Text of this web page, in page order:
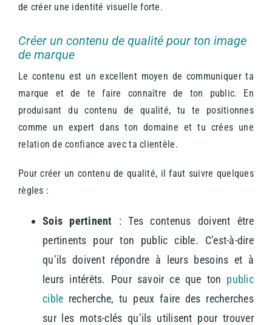
de créer une identité visuelle forte.
Créer un contenu de qualité pour ton image
de marque
Le contenu est un excellent moyen de communiquer ta
marque et de te faire connaître de ton public. En
produisant du contenu de qualité, tu te positionnes
comme un expert dans ton domaine et tu crées une
relation de confiance avec ta clientèle.
Pour créer un contenu de qualité, il faut suivre quelques
règles :
Sois pertinent : Tes contenus doivent être
pertinents pour ton public cible. C’est-à-dire
qu’ils doivent répondre à leurs besoins et à
leurs intérêts. Pour savoir ce que ton public
cible recherche, tu peux faire des recherches
sur les mots-clés qu’ils utilisent pour trouver